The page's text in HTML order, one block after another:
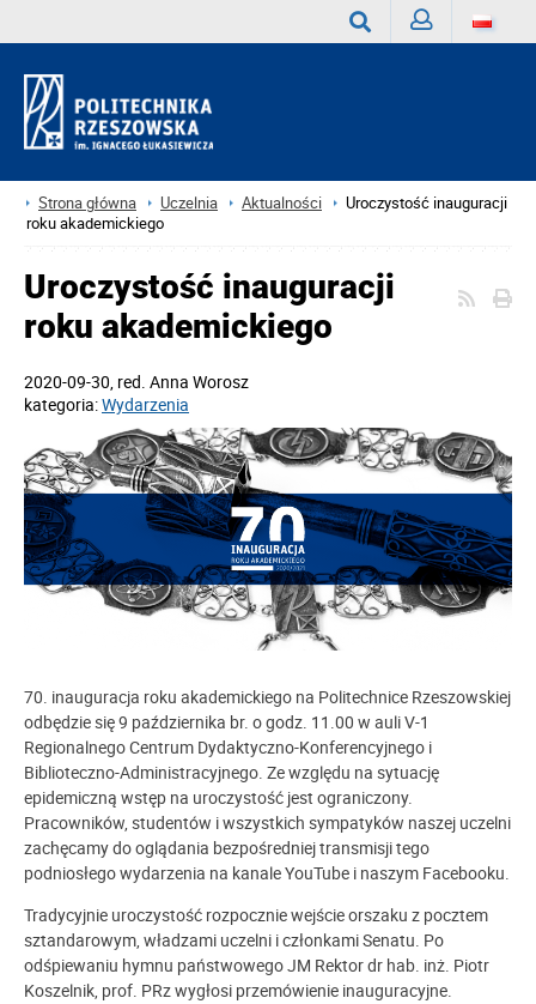
Strona główna Uczelnia Aktualności
Uroczystość inauguracji
roku akademickiego
Uroczystość inauguracji
roku akademickiego
2020-09-30, red. Anna Worosz
kategoria:Wydarzenia
70. inauguracja roku akademickiego na Politechnice Rzeszowskiej
odbędzie się 9 października br. o godz. 11.00 w auli V-1
Regionalnego Centrum Dydaktyczno-Konferencyjnego i
Biblioteczno-Administracyjnego. Ze względu na sytuację
epidemiczną wstęp na uroczystość jest ograniczony.
Pracowników, studentów i wszystkich sympatyków naszej uczelni
zachęcamy do oglądania bezpośredniej transmisji tego
podniosłego wydarzenia na kanale YouTube i naszym Facebooku.
Tradycyjnie uroczystość rozpocznie wejście orszaku z pocztem
sztandarowym, władzami uczelni i członkami Senatu. Po
odśpiewaniu hymnu państwowego JM Rektor dr hab. inż. Piotr
Koszelnik, prof. PRz wygłosi przemówienie inauguracyjne.